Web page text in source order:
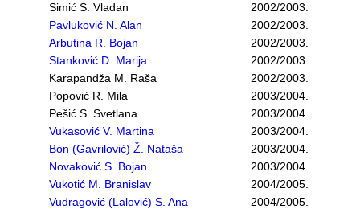
Simić S. Vladan
2002/2003.
Pavluković N. Alan
2002/2003.
Arbutina R. Bojan
2002/2003.
Stanković D. Marija
2002/2003.
Karapandža M. Raša
2002/2003.
Popović R. Mila
2003/2004.
Pešić S. Svetlana
2003/2004.
Vukasović V. Martina
2003/2004.
Bon (Gavrilović) Ž. Nataša
2003/2004.
Novaković S. Bojan
2003/2004.
Vukotić M. Branislav
2004/2005.
Vudragović (Lalović) S. Ana
2004/2005.